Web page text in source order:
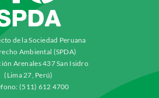
de la Sociedad Peruana
Ambiental (SPDA)
Arenales 437 San Isidro
(Lima 27, Perú)
(511) 612 4700